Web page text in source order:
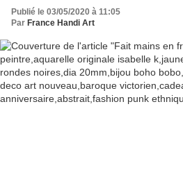
deco art nouveau,baroque
Publié le 03/05/2020 à 11:05
Par France Handi Art